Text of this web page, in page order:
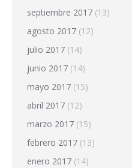
septiembre 2017 (13)
agosto 2017 (12)
julio 2017 (14)
junio 2017 (14)
mayo 2017 (15)
abril 2017 (12)
marzo 2017 (15)
febrero 2017 (13)
enero 2017 (14)